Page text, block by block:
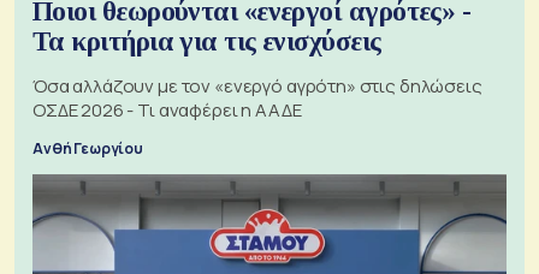
Ποιοι θεωρούνται «ενεργοί αγρότες» -
Τα κριτήρια για τις ενισχύσεις
Όσα αλλάζουν με τον «ενεργό αγρότη» στις δηλώσεις
ΟΣΔΕ 2026 - Τι αναφέρει η ΑΑΔΕ
Ανθή Γεωργίου